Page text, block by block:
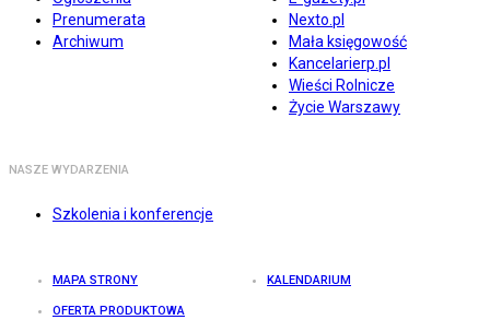
Prenumerata
Archiwum
Nexto.pl
Mała księgowość
Kancelarierp.pl
Wieści Rolnicze
Życie Warszawy
NASZE WYDARZENIA
Szkolenia i konferencje
MAPA STRONY KALENDARIUM
OFERTA PRODUKTOWA